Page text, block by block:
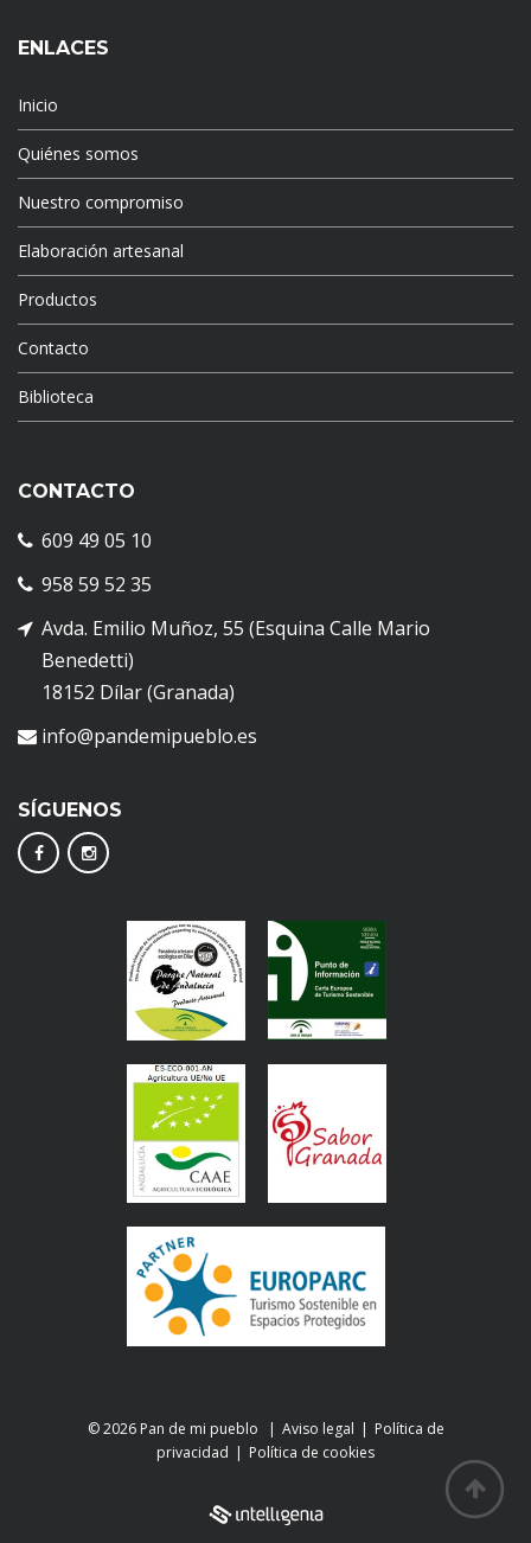
ENLACES
Inicio
Quiénes somos
Nuestro compromiso
Elaboración artesanal
Productos
Contacto
Biblioteca
CONTACTO
609 49 05 10
958 59 52 35
Avda. Emilio Muñoz, 55 (Esquina Calle Mario
Benedetti)
18152 Dílar (Granada)
info@pandemipueblo.es
SÍGUENOS
© 2026 Pan de mi pueblo Aviso legal
Política de
privacidad
Política de cookies